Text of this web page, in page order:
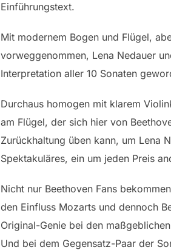
Einführungstext.
Mit modernem Bogen und Flügel,
vorweggenommen, Lena Nedauer
Interpretation aller 10 Sonaten
Durchaus homogen mit klarem
am Flügel, der sich hier von
Zurückhaltung üben kann, um Lena
Spektakuläres, ein um jeden Preis
Nicht nur Beethoven Fans
den Einfluss Mozarts und dennoch
Original-Genie bei den
Und bei dem Gegensatz-Paar der